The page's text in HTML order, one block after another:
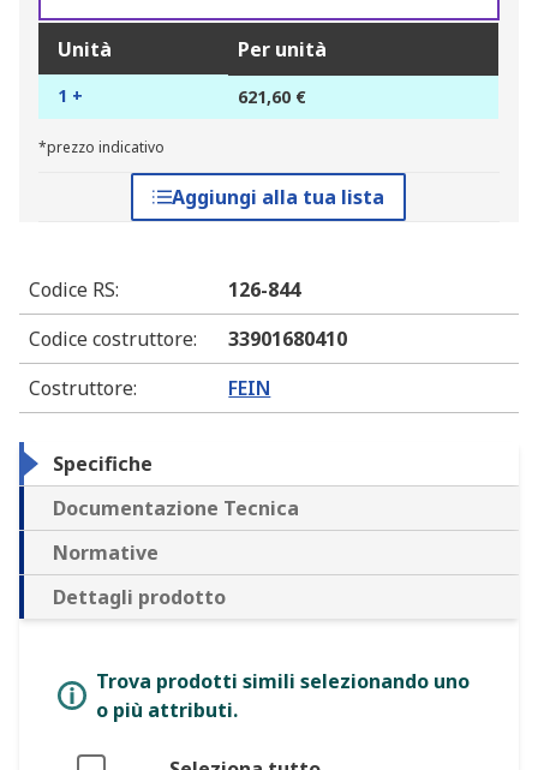
Unità Per unità
1 + 621,60 €
*prezzo indicativo
Aggiungi alla tua lista
Codice RS:
126-844
Codice costruttore:
33901680410
Costruttore: FEIN
Specifiche
Documentazione Tecnica
Normative
Dettagli prodotto
Trova prodotti simili selezionando uno
o più attributi.